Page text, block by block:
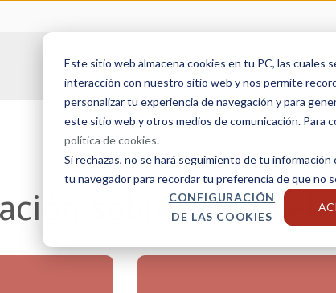
Este sitio web almacena cookies en tu PC, las cuales
interacción con nuestro sitio web y nos permite
personalizar tu experiencia de navegación y para
este sitio web y otros medios de comunicación. Para
política de cookies.
Si rechazas, no se hará seguimiento de tu
tu navegador para recordar tu preferencia de que no
CONFIGURACIÓN
DE LAS COOKIES
Traducción jurada Servicios linguísticos
sobre los